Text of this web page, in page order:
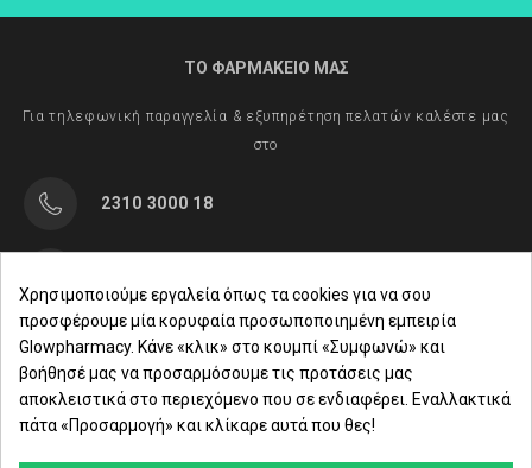
ΤΟ ΦΑΡΜΑΚΕΙΟ ΜΑΣ
Για τηλεφωνική παραγγελία & εξυπηρέτηση πελατών καλέστε μας
στο
2310 3000 18
Δευ. - Παρ.: 8:00 - 21:00
Σάββατο: 09:00-15:00
ΕΤΑΙΡΕΙΑ
Χρησιμοποιούμε εργαλεία όπως τα cookies για να σου
προσφέρουμε μία κορυφαία προσωποποιημένη εμπειρία
Glowpharmacy. Κάνε «κλικ» στο κουμπί «Συμφωνώ» και
βοήθησέ μας να προσαρμόσουμε τις προτάσεις μας
αποκλειστικά στο περιεχόμενο που σε ενδιαφέρει. Εναλλακτικά
πάτα «Προσαρμογή» και κλίκαρε αυτά που θες!